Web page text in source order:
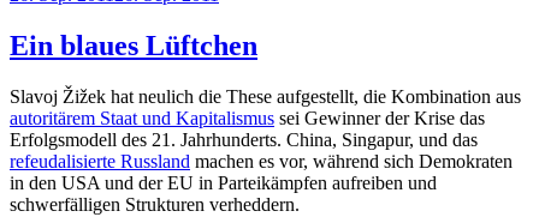
Ein blaues Lüftchen
Slavoj Žižek hat neulich die These aufgestellt, die Kombination aus
autoritärem Staat und Kapitalismus sei Gewinner der Krise das
Erfolgsmodell des 21. Jahrhunderts. China, Singapur, und das
refeudalisierte Russland machen es vor, während sich Demokraten
in den USA und der EU in Parteikämpfen aufreiben und
schwerfälligen Strukturen verheddern.